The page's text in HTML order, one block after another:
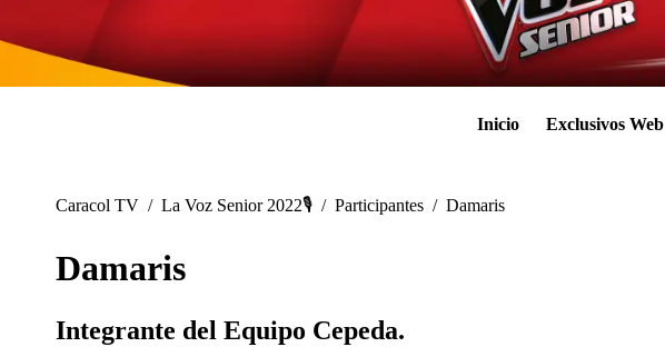
Inicio Exclusivos Web
Caracol TV / La Voz Senior 2022🎙️ / Participantes / Damaris
Damaris
Integrante del Equipo Cepeda.